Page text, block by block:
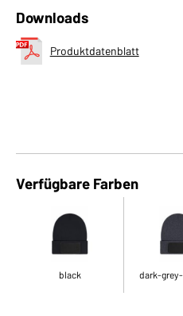
Downloads
Produktdatenblatt
Verfügbare Farben
black dark-